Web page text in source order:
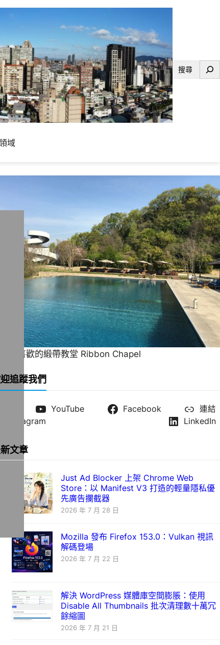
搜
域
直很喜歡的緞帶教堂 Ribbon Chapel
追蹤我們
YouTube Facebook
連結
Instagram
LinkedIn
文章
Just Ad Blocker 上架 Chrome Web
Store：以 Manifest V3 打造的輕量隱私優
先廣告攔截器
2026 年 7 月 28 日
Mozilla 發布 Firefox 153.0：Vulkan 視訊
解碼登場
2026 年 7 月 22 日
解決 WordPress 媒體庫空間膨脹：使用
Disable All Thumbnails 批次清理數十萬冗
餘縮圖
2026 年 7 月 21 日